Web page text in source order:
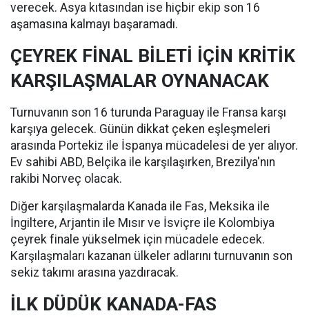
verecek. Asya kıtasından ise hiçbir ekip son 16
aşamasına kalmayı başaramadı.
ÇEYREK FİNAL BİLETİ İÇİN KRİTİK
KARŞILAŞMALAR OYNANACAK
Turnuvanın son 16 turunda Paraguay ile Fransa karşı
karşıya gelecek. Günün dikkat çeken eşleşmeleri
arasında Portekiz ile İspanya mücadelesi de yer alıyor.
Ev sahibi ABD, Belçika ile karşılaşırken, Brezilya'nın
rakibi Norveç olacak.
Diğer karşılaşmalarda Kanada ile Fas, Meksika ile
İngiltere, Arjantin ile Mısır ve İsviçre ile Kolombiya
çeyrek finale yükselmek için mücadele edecek.
Karşılaşmaları kazanan ülkeler adlarını turnuvanın son
sekiz takımı arasına yazdıracak.
İLK DÜDÜK KANADA-FAS